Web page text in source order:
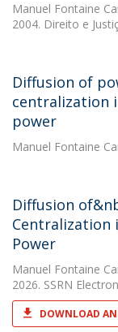
Manuel Fontaine
2004. Direito e
Diffusion of
centralization
power
Manuel Fontaine
Diffusion
Centralization
Power
Manuel Fontaine
2026. SSRN
DOWNLOAD